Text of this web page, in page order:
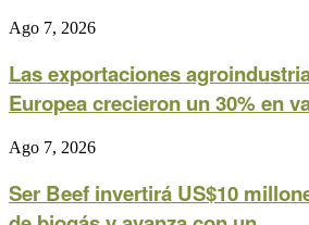
Ago 7, 2026
Las exportaciones
Europea crecieron un 30% en
Ago 7, 2026
Ser Beef invertirá US$10